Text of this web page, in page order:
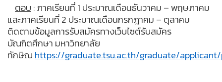
ตอบ : ภาคเรียนที่ 1 ประมาณเดือนธันวาคม – พฤษภาคม
และภาคเรียนที่ 2 ประมาณเดือนกรกฎาคม – ตุลาคม
ติดตามข้อมูลการรับสมัครทางเว็บไซต์รับสมัคร
บัณฑิตศึกษา มหาวิทยาลัย
ทักษิณ https://graduate.tsu.ac.th/graduate/